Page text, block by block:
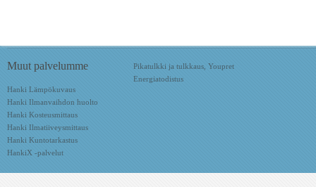
Muut palvelumme
Hanki Lämpökuvaus
Hanki Ilmanvaihdon huolto
Hanki Kosteusmittaus
Hanki Ilmatiiveysmittaus
Hanki Kuntotarkastus
HankiX -palvelut
Pikatulkki ja tulkkaus, Youpret
Energiatodistus